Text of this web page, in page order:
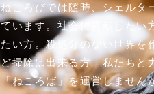
ねころびでは随時、シェルタ
ています。社会に貢献したい
たい方。殺処分のない世界を
ど掃除は出来る方。私たちと
「ねころば」を運営しません